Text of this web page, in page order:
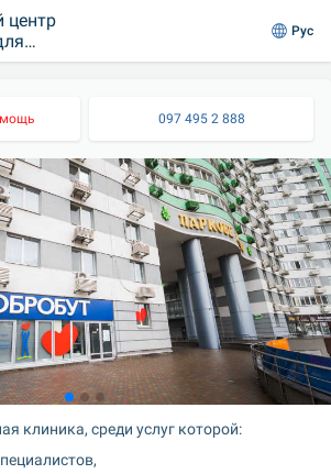
центр
Рус
097 495 2 888
клиника, среди услуг которой: